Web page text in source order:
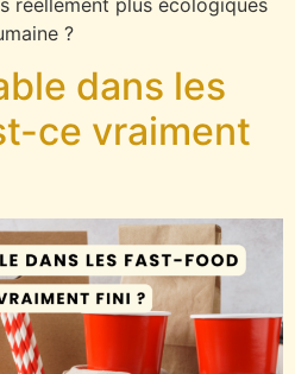
?
dans les
ce vraiment